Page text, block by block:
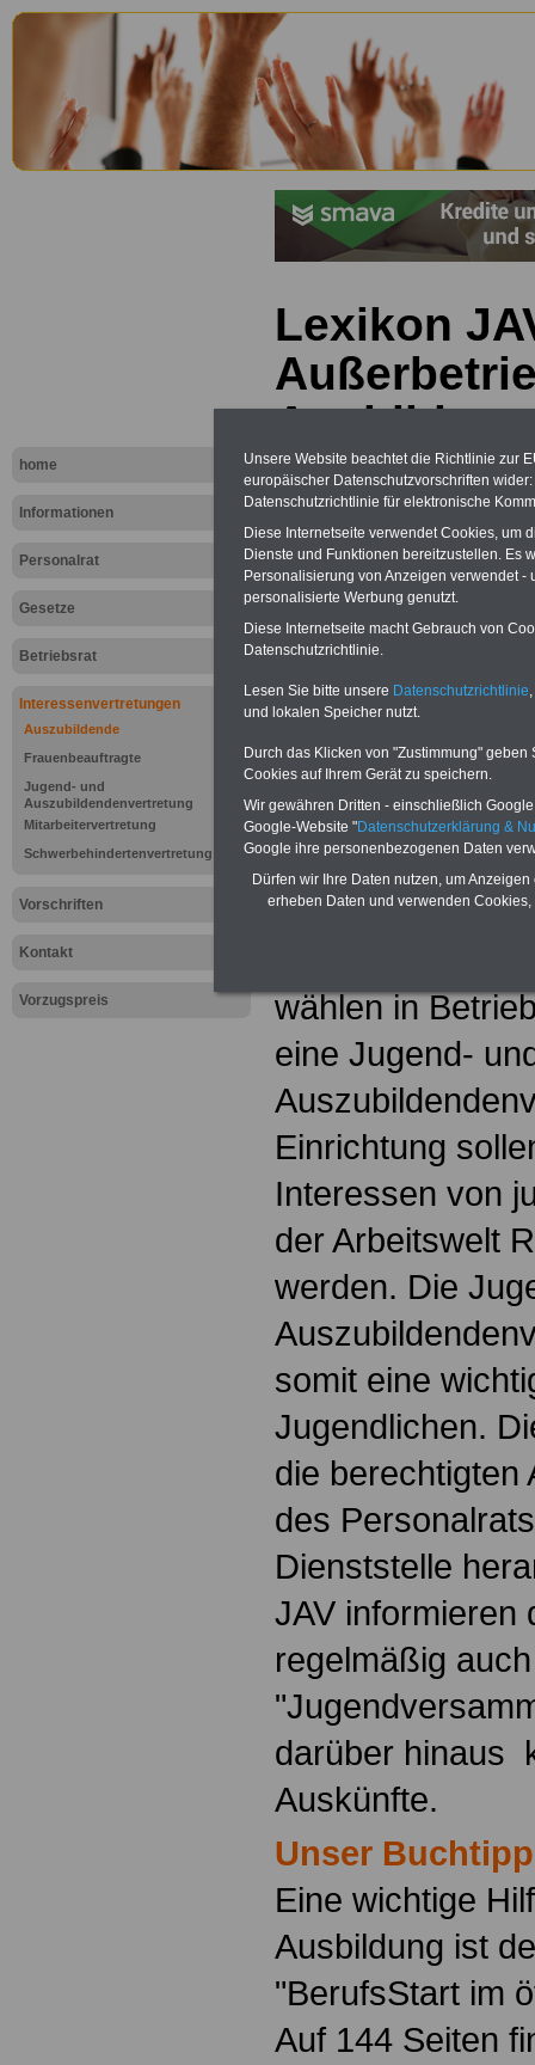
home
Informationen
Personalrat
Gesetze
Betriebsrat
Interessenvertretungen
Auszubildende
Frauenbeauftragte
Jugend- und
Auszubildendenvertretung
Mitarbeitervertretung
Schwerbehindertenvertretung
Vorschriften
Kontakt
Vorzugspreis
Lexikon
Ausbildung
Lexikon
wählen in
eine Jugend-
Einrichtung
Interessen von
der Arbeitswelt
werden. Die
somit eine
Jugendlichen.
die berechtigten
des
Dienststelle
JAV informieren
regelmäßig
darüber hinaus
Auskünfte.
Unser Buchtipp
Eine wichtige
Ausbildung ist
"BerufsStart im
Auf 144 Seiten
Unsere Website beachtet die Richtlinie zur
europäischer Datenschutzvorschriften
Datenschutzrichtlinie für elektronische
Diese Internetseite verwendet Cookies, um
Dienste und Funktionen bereitzustellen. Es
Personalisierung von Anzeigen verwendet
personalisierte Werbung genutzt.
Diese Internetseite macht Gebrauch von
Datenschutzrichtlinie.
Lesen Sie bitte unsere Datenschutzrichtlinie
und lokalen Speicher nutzt.
Durch das Klicken von "Zustimmung"
Cookies auf Ihrem Gerät zu speichern.
Wir gewähren Dritten - einschließlich
Google-Website "Datenschutzerklärung &
Google ihre personenbezogenen Daten
Dürfen wir Ihre Daten nutzen, um
erheben Daten und verwenden